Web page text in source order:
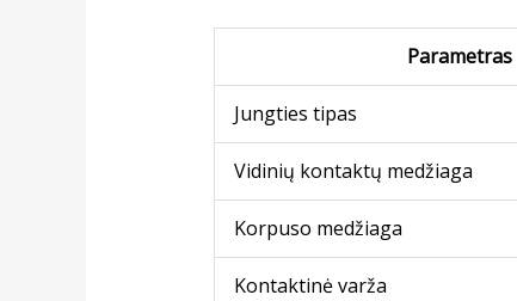
Parametras
Jungties tipas
Vidinių kontaktų medžiaga
Korpuso medžiaga
Kontaktinė varža